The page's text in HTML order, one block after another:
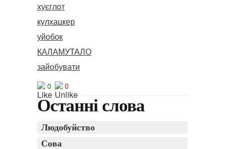
хуєглот
кулхацкер
уйобок
КАЛАМУТАЛО
зайобувати
0 0
Останні слова
Людобуйство
Сова